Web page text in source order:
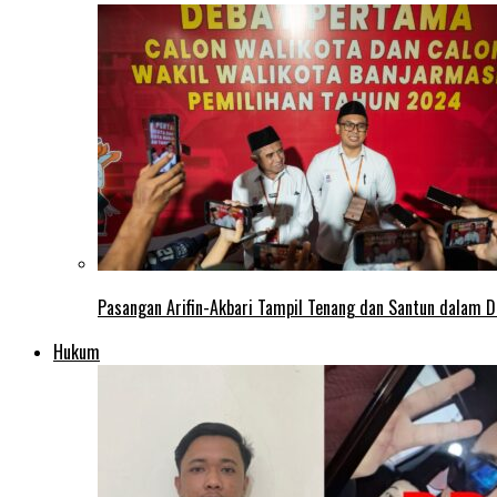
Pasangan Arifin-Akbari Tampil Tenang dan Santun dalam
Hukum